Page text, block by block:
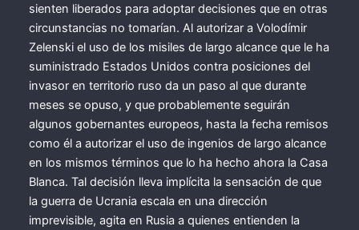
sienten liberados para adoptar decisiones que en otras
circunstancias no tomarían. Al autorizar a Volodímir
Zelenski el uso de los misiles de largo alcance que le ha
suministrado Estados Unidos contra posiciones del
invasor en territorio ruso da un paso al que durante
meses se opuso, y que probablemente seguirán
algunos gobernantes europeos, hasta la fecha remisos
como él a autorizar el uso de ingenios de largo alcance
en los mismos términos que lo ha hecho ahora la Casa
Blanca. Tal decisión lleva implícita la sensación de que
la guerra de Ucrania escala en una dirección
imprevisible, agita en Rusia a quienes entienden la